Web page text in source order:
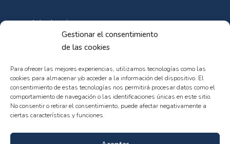
Gestionar el consentimiento
de las cookies
Para ofrecer las mejores experiencias, utilizamos tecnologías como las
cookies para almacenar y/o acceder a la información del dispositivo. El
consentimiento de estas tecnologías nos permitirá procesar datos como el
comportamiento de navegación o las identificaciones únicas en este sitio.
No consentir o retirar el consentimiento, puede afectar negativamente a
ciertas características y funciones.
Aviso Legal
Política de Cookies